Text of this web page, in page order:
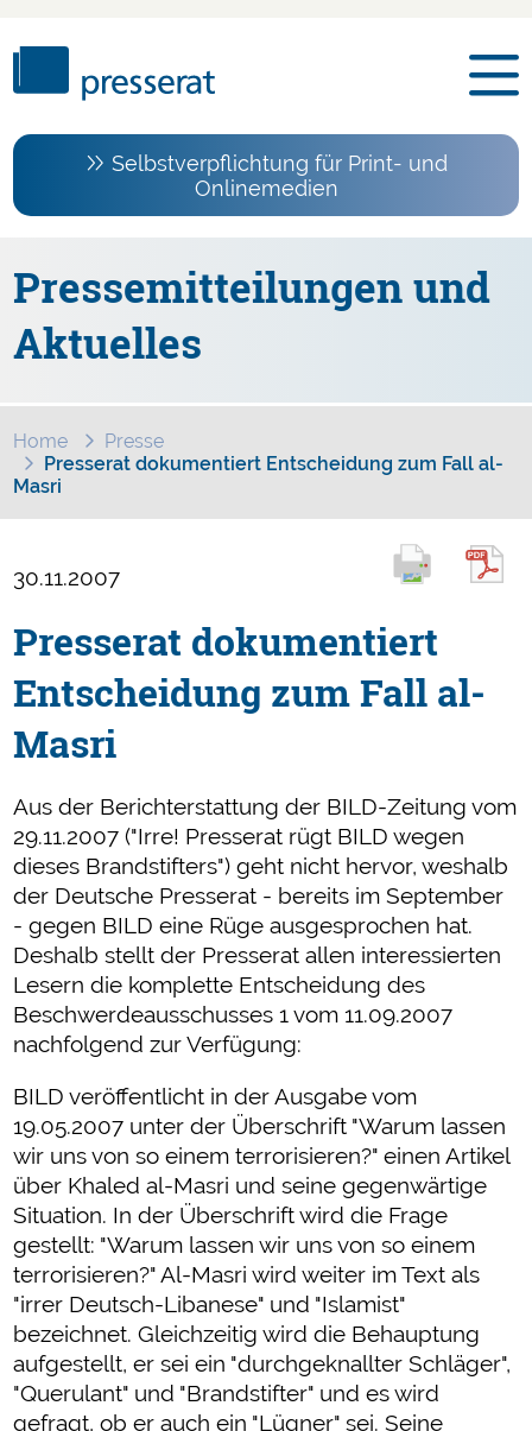
Selbstverpflichtung für Print- und
Onlinemedien
Pressemitteilungen und
Aktuelles
Home
Presse
Presserat dokumentiert Entscheidung zum Fall al-
Masri
30.11.2007
Presserat dokumentiert
Entscheidung zum Fall al-
Masri
Aus der Berichterstattung der BILD-Zeitung vom
29.11.2007 ("Irre! Presserat rügt BILD wegen
dieses Brandstifters") geht nicht hervor, weshalb
der Deutsche Presserat - bereits im September
- gegen BILD eine Rüge ausgesprochen hat.
Deshalb stellt der Presserat allen interessierten
Lesern die komplette Entscheidung des
Beschwerdeausschusses 1 vom 11.09.2007
nachfolgend zur Verfügung:
BILD veröffentlicht in der Ausgabe vom
19.05.2007 unter der Überschrift "Warum lassen
wir uns von so einem terrorisieren?" einen Artikel
über Khaled al-Masri und seine gegenwärtige
Situation. In der Überschrift wird die Frage
gestellt: "Warum lassen wir uns von so einem
terrorisieren?" Al-Masri wird weiter im Text als
"irrer Deutsch-Libanese" und "Islamist"
bezeichnet. Gleichzeitig wird die Behauptung
aufgestellt, er sei ein "durchgeknallter Schläger",
"Querulant" und "Brandstifter" und es wird
gefragt, ob er auch ein "Lügner" sei. Seine